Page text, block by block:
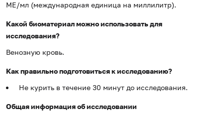
МЕ/мл (международная единица на миллилитр).
Какой биоматериал можно использовать для
исследования?
Венозную кровь.
Как правильно подготовиться к исследованию?
Не курить в течение 30 минут до исследования.
Общая информация об исследовании